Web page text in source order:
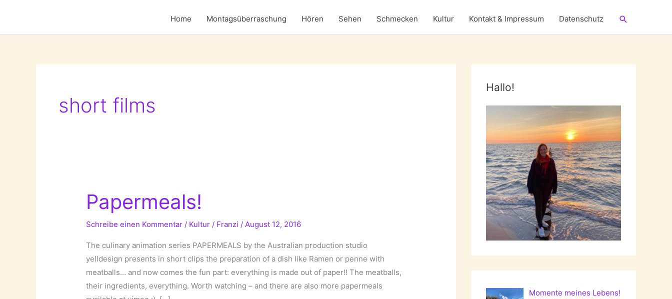
Home Montagsüberraschung Hören Sehen Schmecken Kultur Kontakt & Impressum Datenschutz Suchen
short films
Papermeals!
Schreibe einen Kommentar / Kultur / Franzi / August 12, 2016
The culinary animation series PAPERMEALS by the Australian production studio
yelldesign presents in short clips the preparation of a dish like Ramen or penne with
meatballs… and now comes the fun part: everything is made out of paper!! The meatballs,
their ingredients, everything. Worth watching – and there are also more papermeals
Hallo!
Momente meines Lebens!